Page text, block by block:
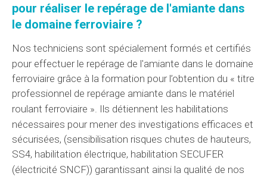
pour réaliser le repérage de l'amiante dans
le domaine ferroviaire ?
Nos techniciens sont spécialement formés et certifiés
pour effectuer le repérage de l'amiante dans le domaine
ferroviaire grâce à la formation pour l’obtention du « titre
professionnel de repérage amiante dans le matériel
roulant ferroviaire ». Ils détiennent les habilitations
nécessaires pour mener des investigations efficaces et
sécurisées, (sensibilisation risques chutes de hauteurs,
SS4, habilitation électrique, habilitation SECUFER
(électricité SNCF)) garantissant ainsi la qualité de nos